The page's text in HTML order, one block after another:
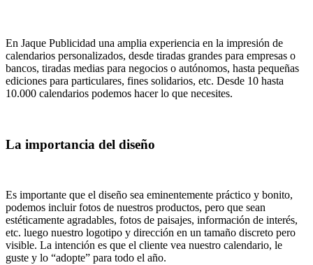
En Jaque Publicidad una amplia experiencia en la impresión de
calendarios personalizados, desde tiradas grandes para empresas o
bancos, tiradas medias para negocios o autónomos, hasta pequeñas
ediciones para particulares, fines solidarios, etc. Desde 10 hasta
10.000 calendarios podemos hacer lo que necesites.
La importancia del diseño
Es importante que el diseño sea eminentemente práctico y bonito,
podemos incluir fotos de nuestros productos, pero que sean
estéticamente agradables, fotos de paisajes, información de interés,
etc. luego nuestro logotipo y dirección en un tamaño discreto pero
visible. La intención es que el cliente vea nuestro calendario, le
guste y lo “adopte” para todo el año.